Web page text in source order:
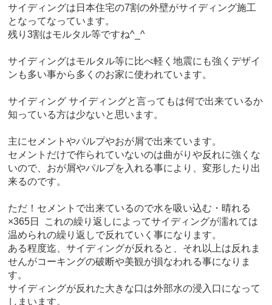
サイディングは日本住宅の7割の外壁がサイディング施工
となってなっています。
残り3割はモルタル等ですね^_^
サイディングはモルタル等に比べ軽く地震にも強くデザイ
ンも多い事から多くのお家に使われています。
サイディング サイディングと言ってもは何で出来ているか
知っている方は少ないと思います。
主にセメントやパルプやおが屑で出来ています。
セメントだけで作られていないのは曲がりや反れに強くな
いので、おが屑やパルプを入れる事により、変形したり出
来るのです。
ただ！セメントで出来ているので水を吸い込む・晴れる
×365日 これの繰り返しによってサイディングが濡れては
温められの繰り返しで反れていく事になります。
ある程度迄、サイディングが反れると、それ以上は反れま
せんがコーキングの破断や美観が損なわれる事になりま
す。
サイディングが反れた大きな口は外部水の浸入口になって
しまいます。